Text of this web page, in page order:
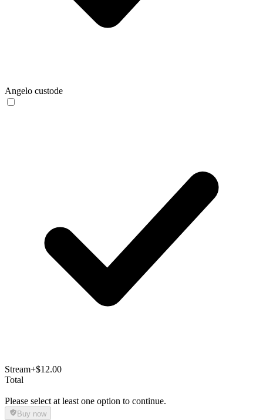
Angelo custode
Stream+$12.00
Total
Please select at least one option to continue.
Buy now